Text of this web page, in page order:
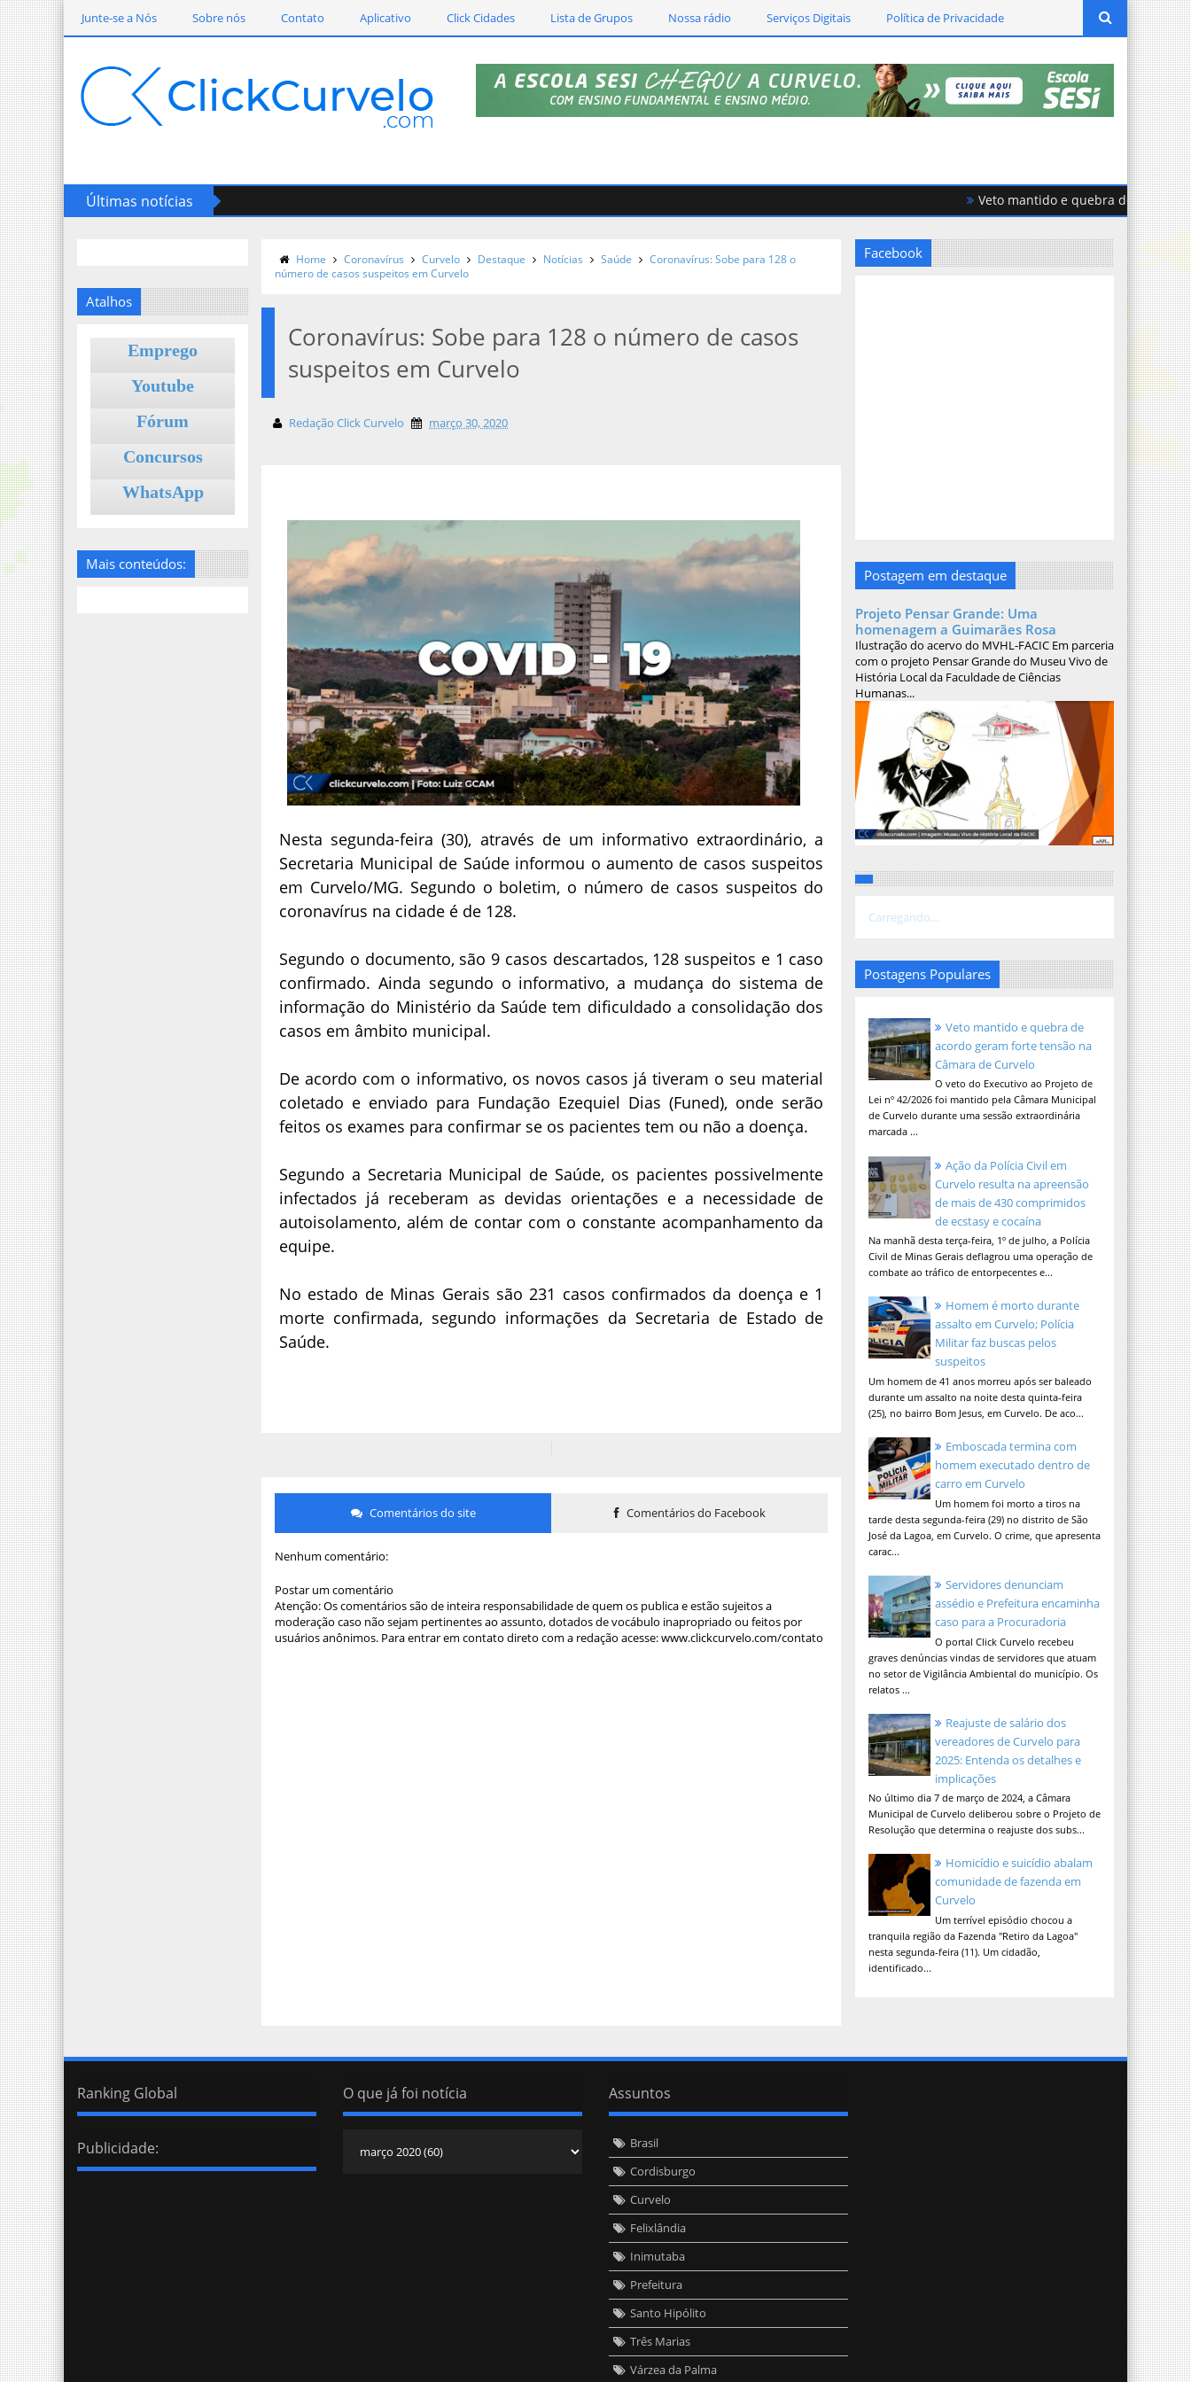
Junte-se a Nós Sobre nós Contato Aplicativo Click Cidades Lista de Grupos Nossa rádio Serviços Digitais Política de Privacidade
Últimas notícias Veto mantido e quebra de acordo
Atalhos
Emprego
Youtube
Fórum
Concursos
WhatsApp
Mais conteúdos:
Home Coronavírus Curvelo Destaque Notícias Saúde
Coronavírus: Sobe para 128 o
número de casos suspeitos em Curvelo
Coronavírus: Sobe para 128 o número de casos
suspeitos em Curvelo
Redação Click Curvelo março 30, 2020
Nesta segunda-feira (30), através de um informativo extraordinário, a
Secretaria Municipal de Saúde informou o aumento de casos suspeitos
em Curvelo/MG. Segundo o boletim, o número de casos suspeitos do
coronavírus na cidade é de 128.
Segundo o documento, são 9 casos descartados, 128 suspeitos e 1 caso
confirmado. Ainda segundo o informativo, a mudança do sistema de
informação do Ministério da Saúde tem dificuldado a consolidação dos
casos em âmbito municipal.
De acordo com o informativo, os novos casos já tiveram o seu material
coletado e enviado para Fundação Ezequiel Dias (Funed), onde serão
feitos os exames para confirmar se os pacientes tem ou não a doença.
Segundo a Secretaria Municipal de Saúde, os pacientes possivelmente
infectados já receberam as devidas orientações e a necessidade de
autoisolamento, além de contar com o constante acompanhamento da
equipe.
No estado de Minas Gerais são 231 casos confirmados da doença e 1
morte confirmada, segundo informações da Secretaria de Estado de
Saúde.
Comentários do site Comentários do Facebook
Nenhum comentário:
Postar um comentário
Atenção: Os comentários são de inteira responsabilidade de quem os publica e estão sujeitos a
moderação caso não sejam pertinentes ao assunto, dotados de vocábulo inapropriado ou feitos por
usuários anônimos. Para entrar em contato direto com a redação acesse: www.clickcurvelo.com/contato
Facebook
Postagem em destaque
Projeto Pensar Grande: Uma
homenagem a Guimarães Rosa
Ilustração do acervo do MVHL-FACIC Em parceria
com o projeto Pensar Grande do Museu Vivo de
História Local da Faculdade de Ciências
Humanas...
Carregando...
Postagens Populares
Veto mantido e quebra de
acordo geram forte tensão na
Câmara de Curvelo
O veto do Executivo ao Projeto de
Lei nº 42/2026 foi mantido pela Câmara Municipal
de Curvelo durante uma sessão extraordinária
marcada ...
Ação da Polícia Civil em
Curvelo resulta na apreensão
de mais de 430 comprimidos
de ecstasy e cocaína
Na manhã desta terça-feira, 1º de julho, a Polícia
Civil de Minas Gerais deflagrou uma operação de
combate ao tráfico de entorpecentes e...
Homem é morto durante
assalto em Curvelo; Polícia
Militar faz buscas pelos
suspeitos
Um homem de 41 anos morreu após ser baleado
durante um assalto na noite desta quinta-feira
(25), no bairro Bom Jesus, em Curvelo. De aco...
Emboscada termina com
homem executado dentro de
carro em Curvelo
Um homem foi morto a tiros na
tarde desta segunda-feira (29) no distrito de São
José da Lagoa, em Curvelo. O crime, que apresenta
carac...
Servidores denunciam
assédio e Prefeitura encaminha
caso para a Procuradoria
O portal Click Curvelo recebeu
graves denúncias vindas de servidores que atuam
no setor de Vigilância Ambiental do município. Os
relatos ...
Reajuste de salário dos
vereadores de Curvelo para
2025: Entenda os detalhes e
implicações
No último dia 7 de março de 2024, a Câmara
Municipal de Curvelo deliberou sobre o Projeto de
Resolução que determina o reajuste dos subs...
Homicídio e suicídio abalam
comunidade de fazenda em
Curvelo
Um terrível episódio chocou a
tranquila região da Fazenda "Retiro da Lagoa"
nesta segunda-feira (11). Um cidadão,
identificado...
Ranking Global
Publicidade:
O que já foi notícia Assuntos
Brasil
Cordisburgo
Curvelo
Felixlândia
Inimutaba
Prefeitura
Santo Hipólito
Três Marias
Várzea da Palma